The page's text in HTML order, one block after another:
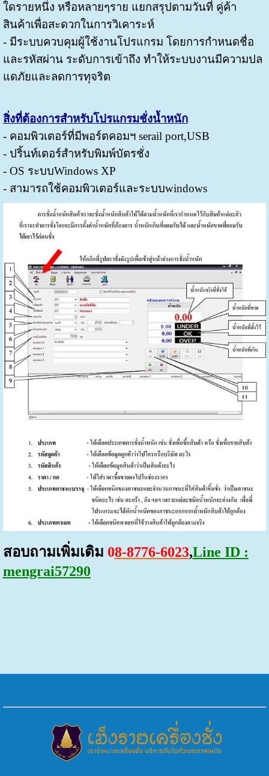
ใดรายหนึ่ง หรือหลายๆราย แยกสรุปตามวันที่ คู่ค้า
สินค้าเพื่อสะดวกในการวิเคาระห์
- มีระบบควบคุมผู้ใช้งานโปรแกรม โดยการกำหนดชื่อ
และรหัสผ่าน ระดับการเข้าถึง ทำให้ระบบงานมีความปล
แดภัยและลดการทุจริต
สิ่งที่ต้องการสำหรับโปรแกรมชั่งน้ำหนัก
- คอมพิวเตอร์ที่มีพอร์ตคอมฯ serail port,USB
- ปริ้นท์เตอร์สำหรับพิมพ์บัตรชั่ง
- OS ระบบWindows XP
- สามารถใช้คอมพิวเตอร์และระบบwindows
สอบถามเพิ่มเติม 08-8776-6023,Line ID :
mengrai57290